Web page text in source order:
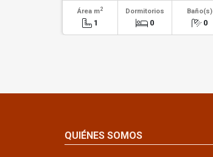
Área m2
1
Dormitorios
0
Baño(s)
0
QUIÉNES SOMOS